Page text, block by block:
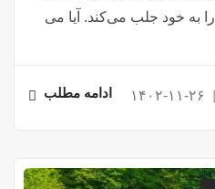
به خود جلب می‌کند. آیا می
۱۴۰۲-۱۱-۲۶ ادامه مطلب